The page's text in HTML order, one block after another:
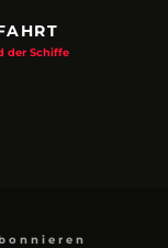
der Schiffe